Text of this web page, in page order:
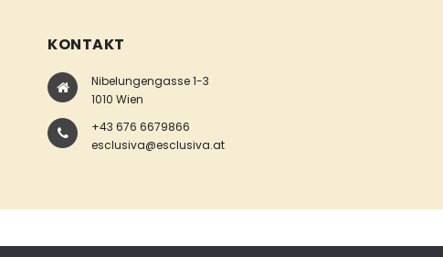
KONTAKT
Nibelungengasse 1-3
1010 Wien
+43 676 6679866
esclusiva@esclusiva.at